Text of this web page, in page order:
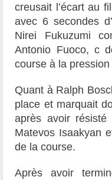
creusait l’écart au
avec 6 secondes
Nirei Fukuzumi
Antonio Fuoco, c
course à la
Quant à Ralph
place et marquait
après avoir résisté
Matevos Isaakyan
de la course.
Après avoir